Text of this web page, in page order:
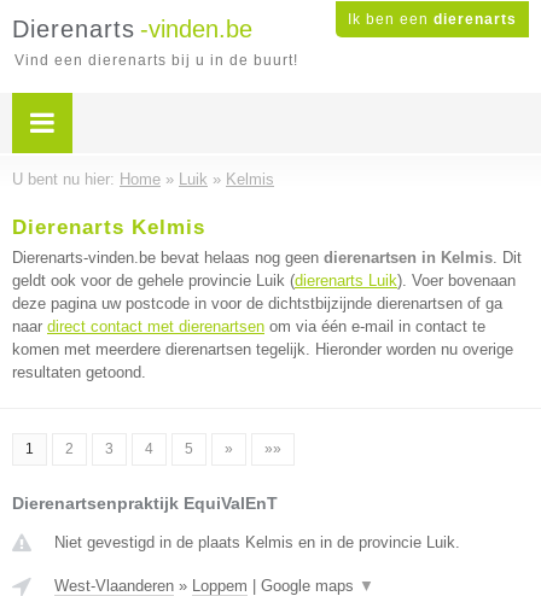
Ik ben een dierenarts
Dierenarts -vinden.be
Vind een dierenarts bij u in de buurt!
U bent nu hier: Home » Luik » Kelmis
Dierenarts Kelmis
Dierenarts-vinden.be bevat helaas nog geen dierenartsen in Kelmis. Dit
geldt ook voor de gehele provincie Luik (dierenarts Luik). Voer bovenaan
deze pagina uw postcode in voor de dichtstbijzijnde dierenartsen of ga
naar direct contact met dierenartsen om via één e-mail in contact te
komen met meerdere dierenartsen tegelijk. Hieronder worden nu overige
resultaten getoond.
1 2 3 4 5 » »»
Dierenartsenpraktijk EquiValEnT
Niet gevestigd in de plaats Kelmis en in de provincie Luik.
West-Vlaanderen » Loppem Google maps ▼